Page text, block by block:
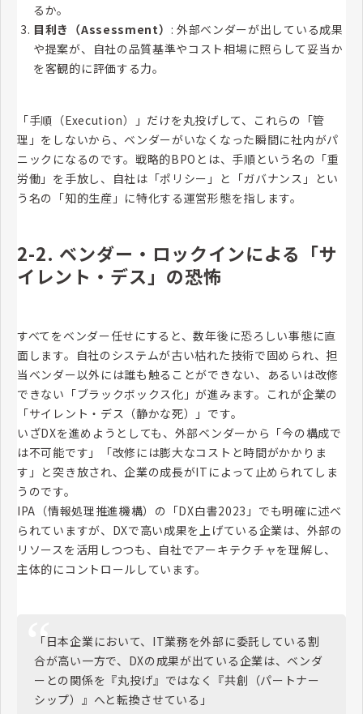
るか。
目利き（Assessment） : 外部ベンダーが出している成果
や提案が、自社の品質基準やコスト相場に照らして妥当か
を客観的に評価する力。
「手順（Execution）」だけを丸投げして、これらの「管
理」をしないから、ベンダーがいなくなった瞬間に社内がパ
ニックになるのです。戦略的BPOとは、手順という名の「重
労働」を手放し、自社は「ポリシー」と「ガバナンス」とい
う名の「知的生産」に特化する運営形態を指します。
2-2. ベンダー・ロックインによる「サ
イレント・デス」の恐怖
すべてをベンダー任せにすると、数年後に恐ろしい事態に直
面します。自社のシステムが古い枯れた技術で固められ、担
当ベンダー以外には誰も触ることができない、あるいは改修
できない「ブラックボックス化」が進みます。これが企業の
「サイレント・デス（静かな死）」です。
いざDXを進めようとしても、外部ベンダーから「今の構成で
は不可能です」「改修には膨大なコストと時間がかかりま
す」と突き放され、企業の成長がITによって止められてしま
うのです。
IPA（情報処理推進機構）の「DX白書2023」でも明確に述べ
られていますが、DXで高い成果を上げている企業は、外部の
リソースを活用しつつも、自社でアーキテクチャを理解し、
主体的にコントロールしています。
「日本企業において、IT業務を外部に委託している割
合が高い一方で、DXの成果が出ている企業は、ベンダ
ーとの関係を『丸投げ』ではなく『共創（パートナー
シップ）』へと転換させている」